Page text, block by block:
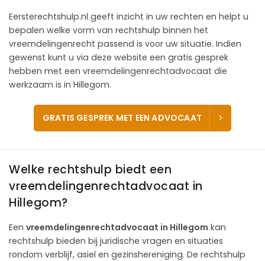
Eersterechtshulp.nl geeft inzicht in uw rechten en helpt u
bepalen welke vorm van rechtshulp binnen het
vreemdelingenrecht passend is voor uw situatie. Indien
gewenst kunt u via deze website een gratis gesprek
hebben met een vreemdelingenrechtadvocaat die
werkzaam is in Hillegom.
GRATIS GESPREK MET EEN ADVOCAAT
Welke rechtshulp biedt een
vreemdelingenrechtadvocaat in
Hillegom?
Een vreemdelingenrechtadvocaat in Hillegom kan
rechtshulp bieden bij juridische vragen en situaties
rondom verblijf, asiel en gezinshereniging. De rechtshulp